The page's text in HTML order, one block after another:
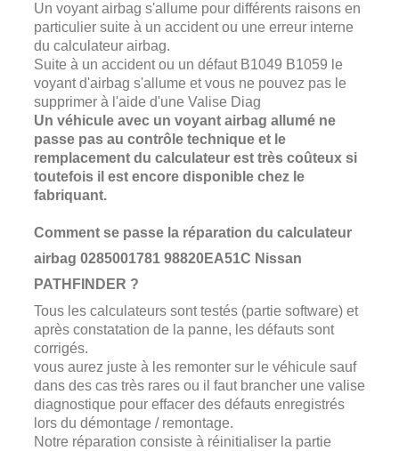
Un voyant airbag s'allume pour différents raisons en
particulier suite à un accident ou une erreur interne
du calculateur airbag.
Suite à un accident ou un défaut B1049 B1059 le
voyant d'airbag s'allume et vous ne pouvez pas le
supprimer à l'aide d'une Valise Diag
Un véhicule avec un voyant airbag allumé ne
passe pas au contrôle technique et le
remplacement du calculateur est très coûteux si
toutefois il est encore disponible chez le
fabriquant.
Comment se passe la réparation du calculateur
airbag 0285001781 98820EA51C Nissan
PATHFINDER ?
Tous les calculateurs sont testés (partie software) et
après constatation de la panne, les défauts sont
corrigés.
vous aurez juste à les remonter sur le véhicule sauf
dans des cas très rares ou il faut brancher une valise
diagnostique pour effacer des défauts enregistrés
lors du démontage / remontage.
Notre réparation consiste à réinitialiser la partie